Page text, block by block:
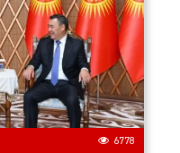
6778